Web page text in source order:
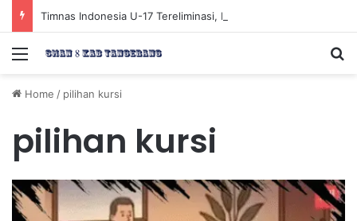
Menu
Home / pilihan kursi
pilihan kursi